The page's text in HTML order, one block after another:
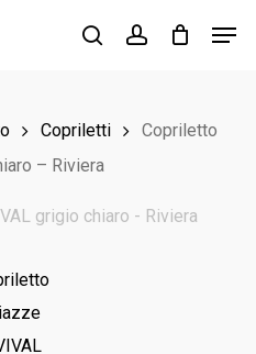
searchaccount
Copriletti
Copriletto
– Riviera